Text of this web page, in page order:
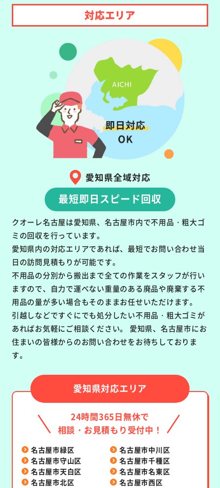
対応エリア
愛知県全域対応
最短即日スピード回収
クオーレ名古屋は愛知県、名古屋市内で不用品・粗大ゴ
ミの回収を行っています。
愛知県内の対応エリアであれば、最短でお問い合わせ当
日の訪問見積もりが可能です。
不用品の分別から搬出まで全ての作業をスタッフが行い
ますので、自力で運べない重量のある廃品や廃棄する不
用品の量が多い場合もそのままお任せいただけます。
引越しなどですぐにでも処分したい不用品・粗大ゴミが
あればお気軽にご相談ください。 愛知県、名古屋市にお
住まいの皆様からのお問い合わせをお待ちしておりま
す。
愛知県対応エリア
24時間365日無休で
相談・お見積もり受付中！
名古屋市緑区
名古屋市中川区
名古屋市守山区
名古屋市千種区
名古屋市天白区
名古屋市名東区
名古屋市北区
名古屋市西区